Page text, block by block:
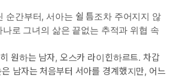
순간부터, 서아는 쉴 틈조차 주어지지 않
나로 그녀의 삶은 끝없는 추적과 위협 속
원하는 남자, 오스카 라이힌하르트. 차갑
남자는 처음부터 서아를 경계했지만, 어느